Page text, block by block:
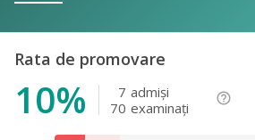
Rata de promovare
10% 7 admişi
70 examinaţi
help_outline